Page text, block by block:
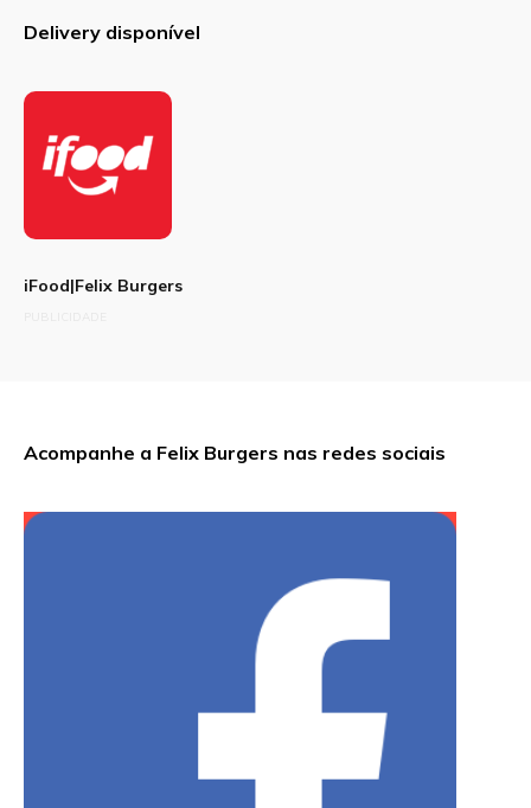
Delivery disponível
iFood|Felix Burgers
Acompanhe a Felix Burgers nas redes sociais